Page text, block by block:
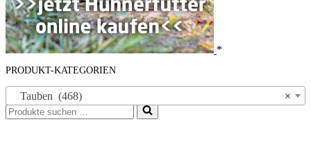
*
PRODUKT-KATEGORIEN
×
Tauben (468)
Suchen
nach …